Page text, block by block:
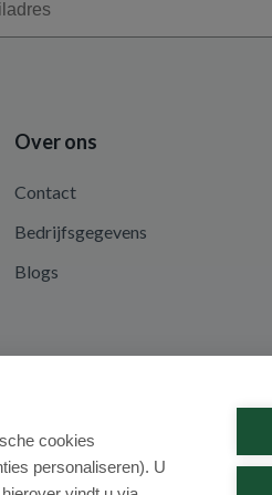
Over ons
Contact
Bedrijfsgegevens
Blogs
cookies
personaliseren). U